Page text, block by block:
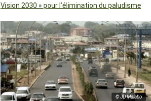
Vision 2030 » pour l’élimination du paludisme
© JD Malabo